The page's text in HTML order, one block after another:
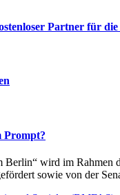
Partner für
Prompt?
wird im Rahmen
sowie von der